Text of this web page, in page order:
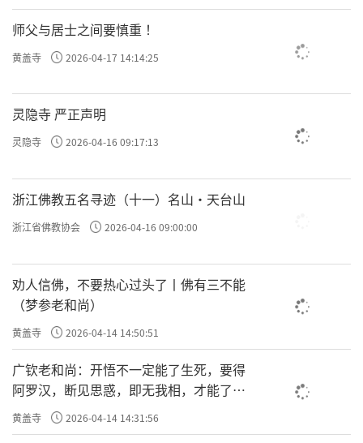
师父与居士之间要慎重 ！
黄盖寺 2026-04-17 14:14:25
灵隐寺 严正声明
灵隐寺 2026-04-16 09:17:13
浙江佛教五名寻迹（十一）名山·天台山
浙江省佛教协会 2026-04-16 09:00:00
劝人信佛，不要热心过头了丨佛有三不能
（梦参老和尚）
黄盖寺 2026-04-14 14:50:51
广钦老和尚：开悟不一定能了生死，要得
阿罗汉，断见思惑，即无我相，才能了生
死
黄盖寺 2026-04-14 14:31:56